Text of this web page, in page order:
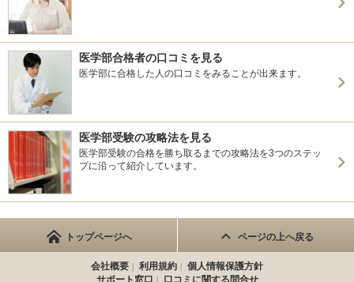
医学部合格者の口コミを見る
医学部に合格した人の口コミをみることが出来ます。
医学部受験の攻略法を見る
医学部受験の合格を勝ち取るまでの攻略法を3つのステッ
プに沿って紹介しています。
トップページへ ページの上へ戻る
会社概要 利用規約
個人情報保護方針
サポート窓口
口コミに関する問合せ